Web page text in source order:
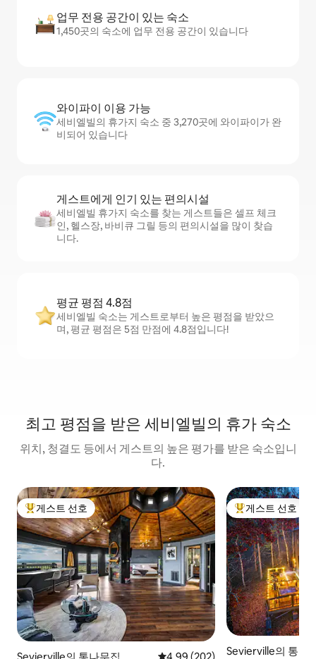
업무 전용 공간이 있는 숙소
1,450곳의 숙소에 업무 전용 공간이 있습니다
와이파이 이용 가능
세비엘빌의 휴가지 숙소 중 3,270곳에 와이파이가 완
비되어 있습니다
게스트에게 인기 있는 편의시설
세비엘빌 휴가지 숙소를 찾는 게스트들은 셀프 체크
인, 헬스장, 바비큐 그릴 등의 편의시설을 많이 찾습
니다.
평균 평점 4.8점
세비엘빌 숙소는 게스트로부터 높은 평점을 받았으
며, 평균 평점은 5점 만점에 4.8점입니다!
최고 평점을 받은 세비엘빌의 휴가 숙소
위치, 청결도 등에서 게스트의 높은 평가를 받은 숙소입니
다.
상위 게스트 선호
게스트 선호 상위 게스트 선호
게스트 선호
Sevierville의 통나